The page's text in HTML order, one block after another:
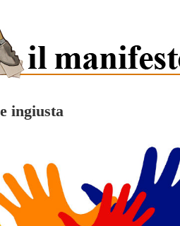
ingiusta